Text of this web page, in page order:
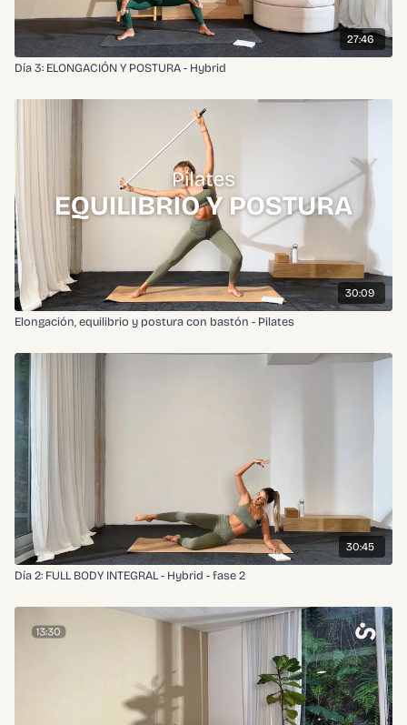
27:46
Día 3: ELONGACIÓN Y POSTURA - Hybrid
30:09
Elongación, equilibrio y postura con bastón - Pilates
30:45
Día 2: FULL BODY INTEGRAL - Hybrid - fase 2